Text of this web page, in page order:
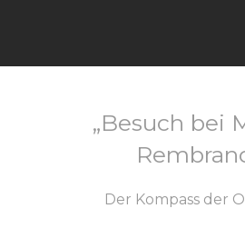
„Besuch bei
Der Kompass der